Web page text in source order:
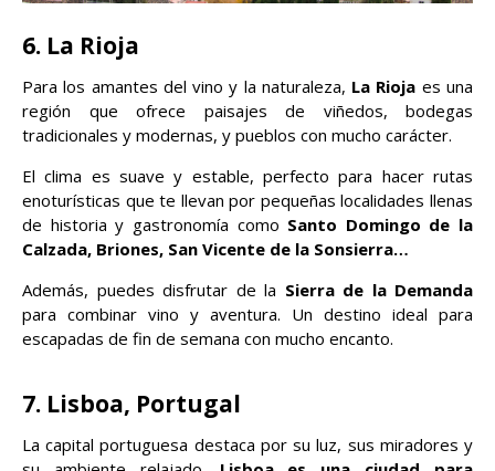
6. La Rioja
Para los amantes del vino y la naturaleza, La Rioja es una
región que ofrece paisajes de viñedos, bodegas
tradicionales y modernas, y pueblos con mucho carácter.
El clima es suave y estable, perfecto para hacer rutas
enoturísticas que te llevan por pequeñas localidades llenas
de historia y gastronomía como Santo Domingo de la
Calzada, Briones, San Vicente de la Sonsierra…
Además, puedes disfrutar de la Sierra de la Demanda
para combinar vino y aventura. Un destino ideal para
escapadas de fin de semana con mucho encanto.
7. Lisboa, Portugal
La capital portuguesa destaca por su luz, sus miradores y